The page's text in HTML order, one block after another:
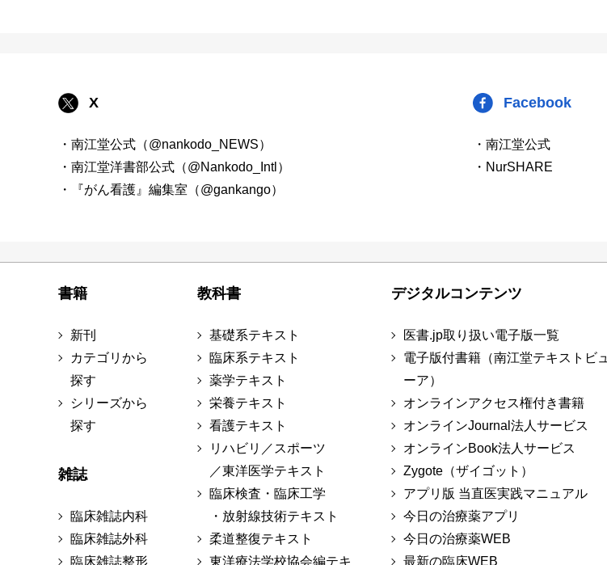
X
・南江堂公式（@nankodo_NEWS）
・南江堂洋書部公式（@Nankodo_Intl）
・『がん看護』編集室（@gankango）
Facebook
・南江堂公式
・NurSHARE
書籍
新刊
カテゴリから
探す
シリーズから
探す
雑誌
臨床雑誌内科
臨床雑誌外科
臨床雑誌整形
教科書
基礎系テキスト
臨床系テキスト
薬学テキスト
栄養テキスト
看護テキスト
リハビリ／スポーツ
／東洋医学テキスト
臨床検査・臨床工学
・放射線技術テキスト
柔道整復テキスト
東洋療法学校協会編テキ
デジタルコンテンツ
医書.jp取り扱い電子版一覧
電子版付書籍（南江堂テキストビュ
ーア）
オンラインアクセス権付き書籍
オンラインJournal法人サービス
オンラインBook法人サービス
Zygote（ザイゴット）
アプリ版 当直医実践マニュアル
今日の治療薬アプリ
今日の治療薬WEB
最新の臨床WEB